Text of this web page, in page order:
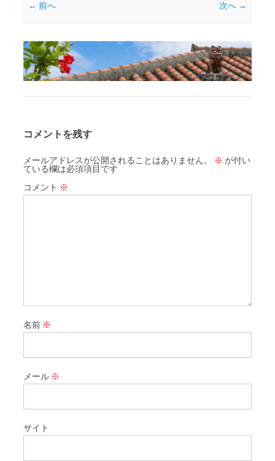
← 前へ 次へ →
コメントを残す
メールアドレスが公開されることはありません。 ※ が付い
ている欄は必須項目です
コメント ※
名前 ※
メール ※
サイト